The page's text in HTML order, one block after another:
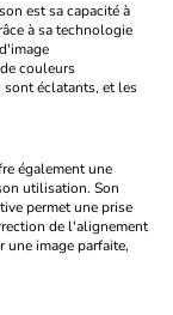
est sa capacité à
à sa technologie
couleurs
éclatants, et les
également une
utilisation. Son
permet une prise
de l'alignement
image parfaite,